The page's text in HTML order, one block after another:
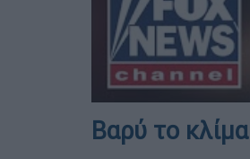
Βαρύ το